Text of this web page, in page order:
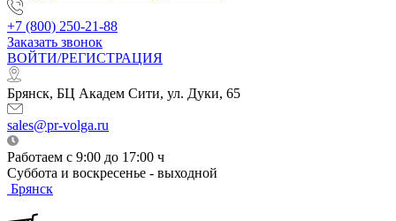
+7 (800) 250-21-88
Заказать звонок
ВОЙТИ/РЕГИСТРАЦИЯ
Брянск, БЦ Академ Сити, ул. Дуки, 65
sales@pr-volga.ru
Работаем с 9:00 до 17:00 ч
Суббота и воскресенье - выходной
Брянск